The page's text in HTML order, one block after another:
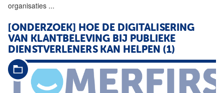
organisaties ...
[ONDERZOEK] HOE DE DIGITALISERING
VAN KLANTBELEVING BIJ PUBLIEKE
DIENSTVERLENERS KAN HELPEN (1)